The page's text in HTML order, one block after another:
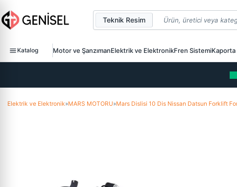
Teknik Resim
Katalog Motor ve ŞanzımanElektrik ve ElektronikFren SistemiKaporta
Elektrik ve Elektronik»MARS MOTORU»Mars Dislisi 10 Dis Nissan Datsun Forklift